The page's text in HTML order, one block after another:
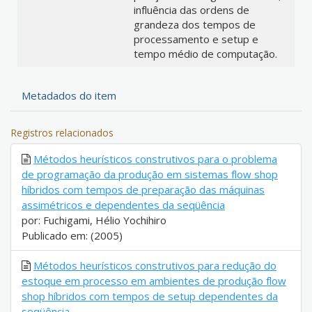
influência das ordens de
grandeza dos tempos de
processamento e setup e
tempo médio de computação.
Metadados do item
Registros relacionados
Métodos heurísticos construtivos para o problema
de programação da produção em sistemas flow shop
híbridos com tempos de preparação das máquinas
assimétricos e dependentes da seqüência
por: Fuchigami, Hélio Yochihiro
Publicado em: (2005)
Métodos heurísticos construtivos para redução do
estoque em processo em ambientes de produção flow
shop híbridos com tempos de setup dependentes da